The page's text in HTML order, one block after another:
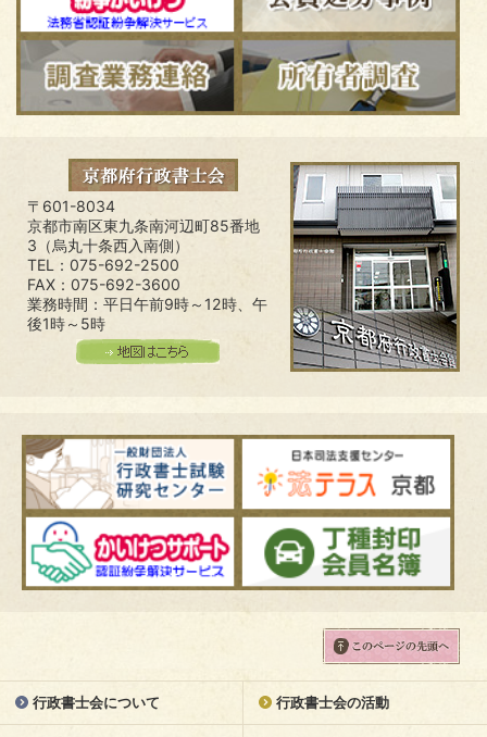
〒601-8034
京都市南区東九条南河辺町85番地
3（烏丸十条西入南側）
TEL：075-692-2500
FAX：075-692-3600
業務時間：平日午前9時～12時、午
後1時～5時
行政書士会について 行政書士会の活動